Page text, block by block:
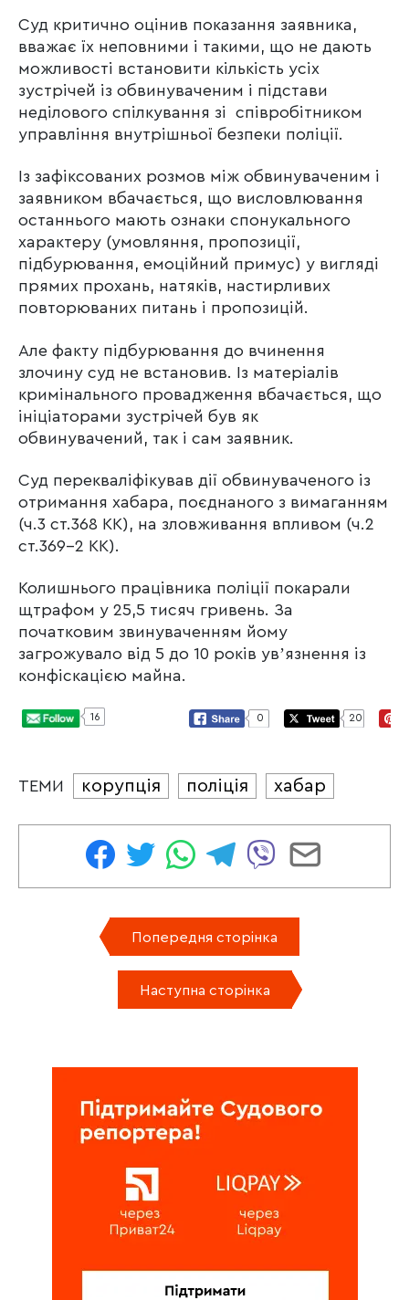
Суд критично оцінив показання заявника,
вважає їх неповними і такими, що не дають
можливості встановити кількість усіх
зустрічей із обвинуваченим і підстави
неділового спілкування зі співробітником
управління внутрішньої безпеки поліції.
Із зафіксованих розмов між обвинуваченим і
заявником вбачається, що висловлювання
останнього мають ознаки спонукального
характеру (умовляння, пропозиції,
підбурювання, емоційний примус) у вигляді
прямих прохань, натяків, настирливих
повторюваних питань і пропозицій.
Але факту підбурювання до вчинення
злочину суд не встановив. Із матеріалів
кримінального провадження вбачається, що
ініціаторами зустрічей був як
обвинувачений, так і сам заявник.
Суд перекваліфікував дії обвинуваченого із
отримання хабара, поєднаного з вимаганням
(ч.3 ст.368 КК), на зловживання впливом (ч.2
ст.369-2 КК).
Колишнього працівника поліції покарали
щтрафом у 25,5 тисяч гривень. За
початковим звинуваченням йому
загрожувало від 5 до 10 років увʼязнення із
конфіскацією майна.
16 0 20
ТЕМИ корупція поліція хабар
Попередня сторінка
Наступна сторінка